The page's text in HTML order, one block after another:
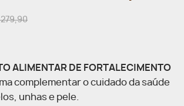
ALIMENTAR DE FORTALECIMENTO
complementar o cuidado da saúde
unhas e pele.